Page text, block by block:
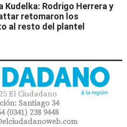
Kudelka: Rodrigo Herrera y
retomaron los
al resto del plantel
El Ciudadano
Santiago 34
(0341) 238 9448